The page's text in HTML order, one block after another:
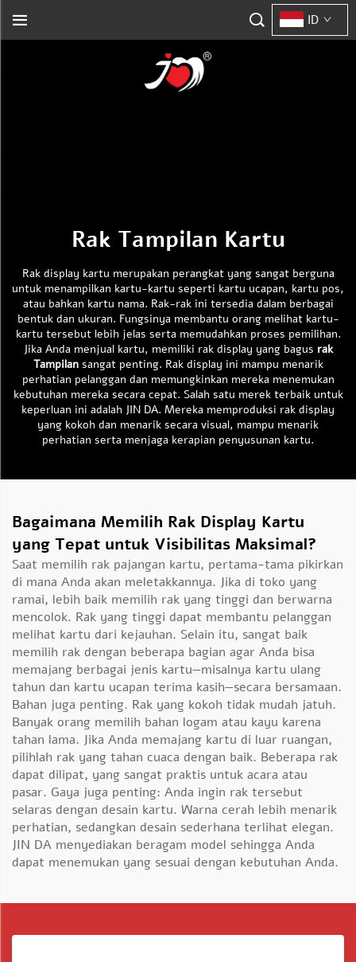
ID
Rak Tampilan Kartu
Rak display kartu merupakan perangkat yang sangat berguna
untuk menampilkan kartu-kartu seperti kartu ucapan, kartu pos,
atau bahkan kartu nama. Rak-rak ini tersedia dalam berbagai
bentuk dan ukuran. Fungsinya membantu orang melihat kartu-
kartu tersebut lebih jelas serta memudahkan proses pemilihan.
Jika Anda menjual kartu, memiliki rak display yang bagus rak
Tampilan sangat penting. Rak display ini mampu menarik
perhatian pelanggan dan memungkinkan mereka menemukan
kebutuhan mereka secara cepat. Salah satu merek terbaik untuk
keperluan ini adalah JIN DA. Mereka memproduksi rak display
yang kokoh dan menarik secara visual, mampu menarik
perhatian serta menjaga kerapian penyusunan kartu.
Bagaimana Memilih Rak Display Kartu
yang Tepat untuk Visibilitas Maksimal?
Saat memilih rak pajangan kartu, pertama-tama pikirkan
di mana Anda akan meletakkannya. Jika di toko yang
ramai, lebih baik memilih rak yang tinggi dan berwarna
mencolok. Rak yang tinggi dapat membantu pelanggan
melihat kartu dari kejauhan. Selain itu, sangat baik
memilih rak dengan beberapa bagian agar Anda bisa
memajang berbagai jenis kartu—misalnya kartu ulang
tahun dan kartu ucapan terima kasih—secara bersamaan.
Bahan juga penting. Rak yang kokoh tidak mudah jatuh.
Banyak orang memilih bahan logam atau kayu karena
tahan lama. Jika Anda memajang kartu di luar ruangan,
pilihlah rak yang tahan cuaca dengan baik. Beberapa rak
dapat dilipat, yang sangat praktis untuk acara atau
pasar. Gaya juga penting: Anda ingin rak tersebut
selaras dengan desain kartu. Warna cerah lebih menarik
perhatian, sedangkan desain sederhana terlihat elegan.
JIN DA menyediakan beragam model sehingga Anda
dapat menemukan yang sesuai dengan kebutuhan Anda.